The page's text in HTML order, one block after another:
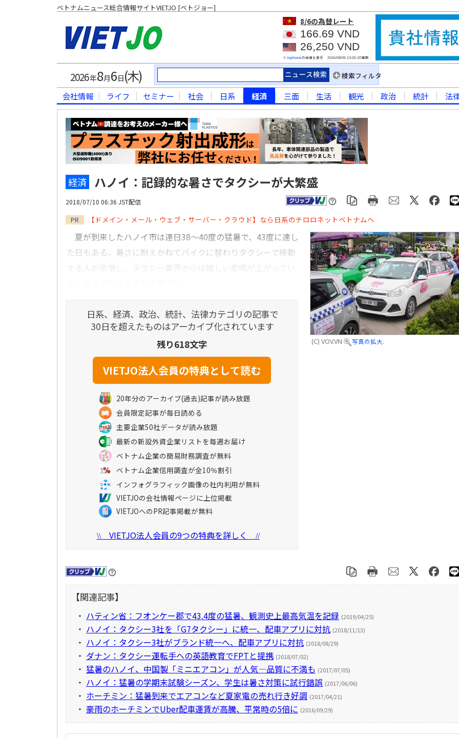
ベトナムニュース総合情報サイトVIETJO [ベトジョー]
8/6の為替レート
166.69 VND
26,250 VND
※ Agribankの仲値を表示 2026/08/06 13:00JST更新
2026年8月6 日(木) 検索フィルタ
会社情報 ライフ セミナー 社会 日系 経済 三面 生活 観光 政治 統計 法
経済 ハノイ：記録的な暑さでタクシーが大繁盛
2018/07/10 06:36 JST配信
PR 【ドメイン・メール・ウェブ・サーバー・クラウド】なら日系のチロロネットベトナムへ
(C) VOV.VN 写真の拡大.
夏が到来したハノイ市は連日38～40度の猛暑で、43度に達し
た日もある。暑さに耐えかねてバイクに替わりタクシーで移動
日系、経済、政治、統計、法律カテゴリの記事で
30日を超えたものはアーカイブ化されています
残り618文字
20年分のアーカイブ(過去)記事が読み放題
会員限定記事が毎日読める
主要企業50社データが読み放題
最新の新設外資企業リストを毎週お届け
ベトナム企業の簡易財務調査が無料
ベトナム企業信用調査が全10％割引
インフォグラフィック画像の社内利用が無料
VIETJOの会社情報ページに上位掲載
VIETJOへのPR記事掲載が無料
\\VIETJO法人会員の9つの特典を詳しく //
【関連記事】
・ ハティン省：フオンケー郡で43.4度の猛暑、観測史上最高気温を記録 (2019/04/25)
・ ハノイ：タクシー3社を「G7タクシー」に統一、配車アプリに対抗 (2018/11/13)
・ ハノイ：タクシー3社がブランド統一へ、配車アプリに対抗 (2018/08/29)
・ ダナン：タクシー運転手への英語教育でFPTと提携 (2018/07/02)
・ 猛暑のハノイ、中国製「ミニエアコン」が人気―品質に不満も (2017/07/05)
・ ハノイ：猛暑の学期末試験シーズン、学生は暑さ対策に試行錯誤 (2017/06/06)
・ ホーチミン：猛暑到来でエアコンなど夏家電の売れ行き好調 (2017/04/21)
・ 豪雨のホーチミンでUber配車運賃が高騰、平常時の5倍に (2016/09/29)